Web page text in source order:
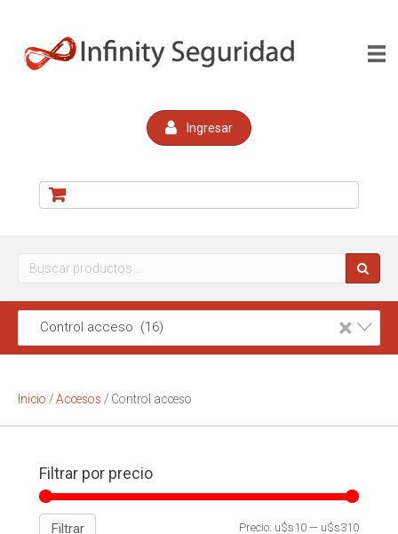
Ingresar
Buscar
×
Control acceso (16)
Inicio /Accesos / Control acceso
Filtrar por precio
Filtrar Precio: u$s10 — u$s310